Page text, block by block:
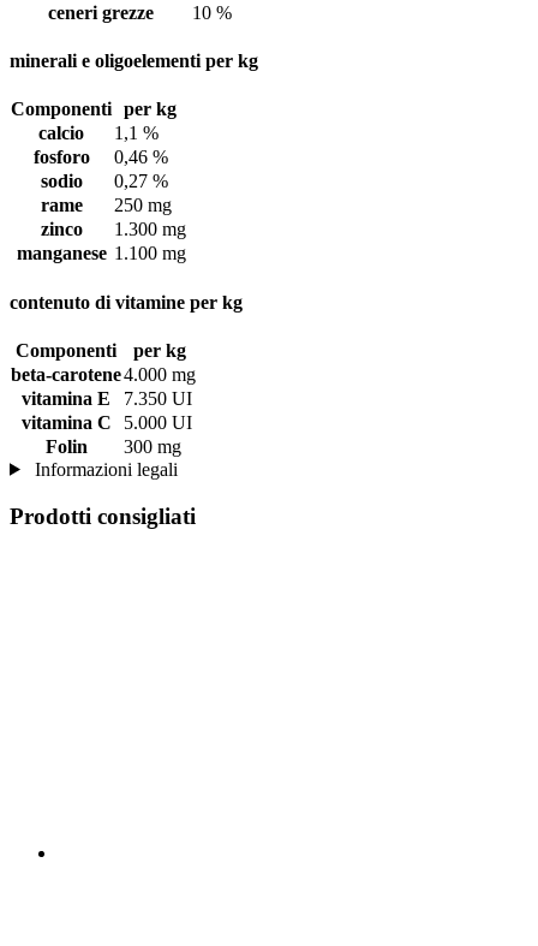
ceneri grezze
10 %
minerali e oligoelementi per kg
Componenti per kg
calcio
1,1 %
fosforo
0,46 %
sodio
0,27 %
rame
250 mg
zinco
1.300 mg
manganese 1.100 mg
contenuto di vitamine per kg
Componenti
per kg
beta-carotene4.000 mg
vitamina E
7.350 UI
vitamina C
5.000 UI
Folin
300 mg
Informazioni legali
Prodotti consigliati